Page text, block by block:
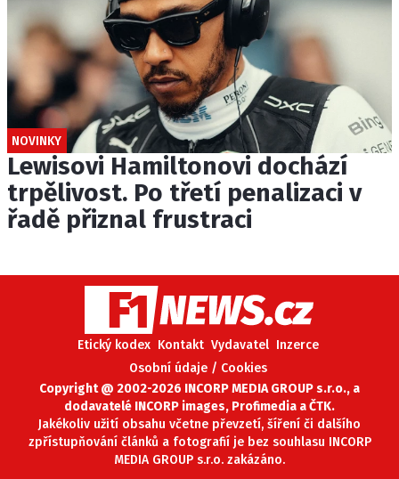
NOVINKY
Lewisovi Hamiltonovi dochází
trpělivost. Po třetí penalizaci v
řadě přiznal frustraci
Etický kodex Kontakt Vydavatel Inzerce
Osobní údaje / Cookies
Copyright @ 2002-2026 INCORP MEDIA GROUP s.r.o., a
dodavatelé INCORP images, Profimedia a ČTK.
Jakékoliv užití obsahu včetne převzetí, šíření či dalšího
zpřístupňování článků a fotografií je bez souhlasu INCORP
MEDIA GROUP s.r.o. zakázáno.